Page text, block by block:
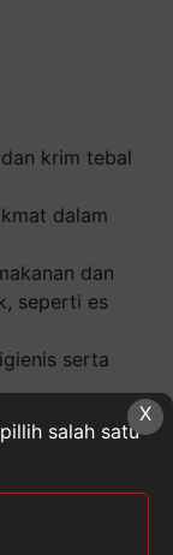
krim tebal
dalam
dan
seperti es
serta
X
salah satu